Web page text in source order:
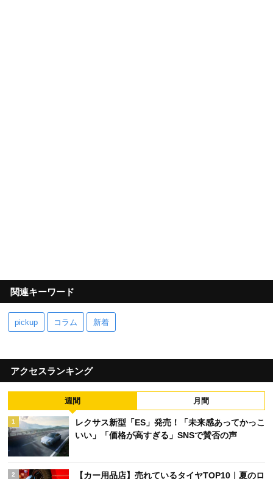
関連キーワード
pickup コラム 新着
アクセスランキング
週間 月間
1
レクサス新型「ES」発売！「未来感あってかっこ
いい」「価格が高すぎる」SNSで賛否の声
2 【カー用品店】売れているタイヤTOP10｜夏のロ